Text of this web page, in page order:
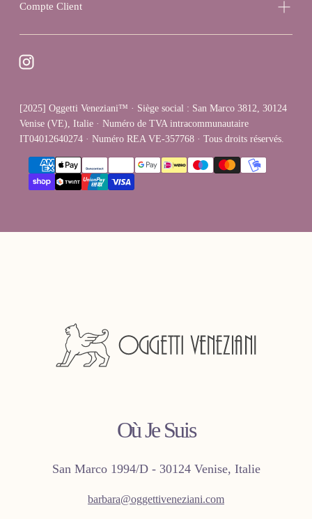
Compte Client
[2025] Oggetti Veneziani™ · Siège social : San Marco 3812, 30124
Venise (VE), Italie · Numéro de TVA intracommunautaire
IT04012640274 · Numéro REA VE-357768 · Tous droits réservés.
{"title"=>"Méthodes
de
paiement"}
Où Je Suis
San Marco 1994/D - 30124 Venise, Italie
barbara@oggettiveneziani.com